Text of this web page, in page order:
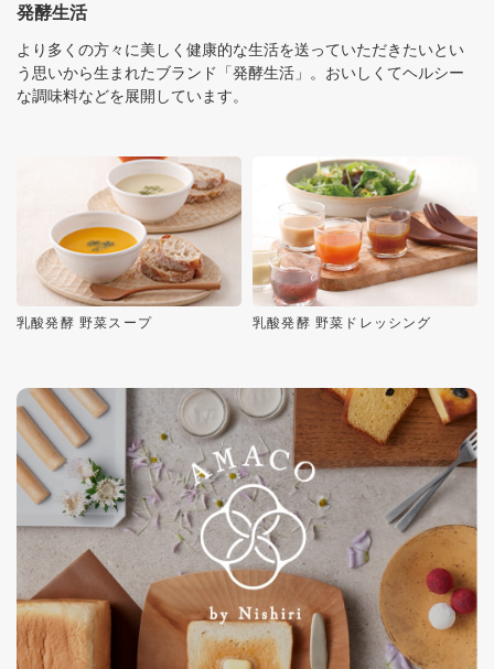
発酵生活
より多くの方々に美しく健康的な生活を送っていただきたいとい
う思いから生まれたブランド「発酵生活」。おいしくてヘルシー
な調味料などを展開しています。
乳酸発酵 野菜スープ 乳酸発酵 野菜ドレッシング